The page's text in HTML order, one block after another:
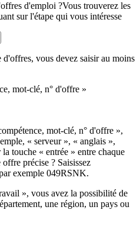
d'emploi ?Vous trouverez les
sur l'étape qui vous intéresse
d'offres, vous devez saisir au moins
mot-clé, n° d'offre »
mot-clé, n° d'offre »,
« serveur », « anglais »,
touche « entrée » entre chaque
précise ? Saisissez
exemple 049RSNK.
», vous avez la possibilité de
une région, un pays ou